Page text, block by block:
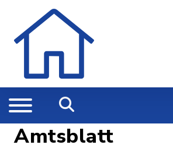
Amtsblatt